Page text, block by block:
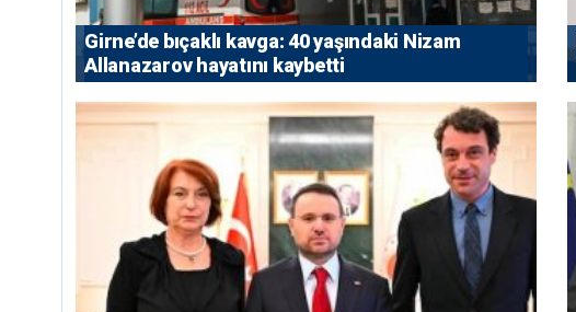
Girne’de bıçaklı kavga: 40 yaşındaki Nizam
Allanazarov hayatını kaybetti